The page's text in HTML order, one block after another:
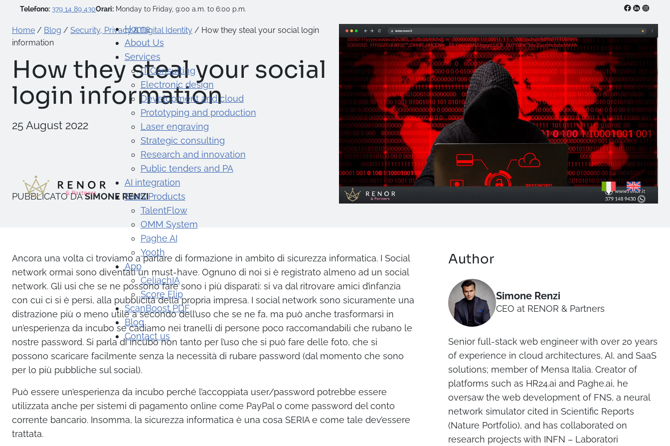
Telefono: 379 14 89 430Orari: Monday to Friday, 9:00 a.m. to 6:00 p.m.
Home
About Us
Services
IT Consulting
Electronic design
Development and cloud
Prototyping and production
Laser engraving
Strategic consulting
Research and innovation
Public tenders and PA
AI integration
SaaS Products
TalentFlow
OMM System
Paghe AI
Yooth
App
CeliachIA
Score Flip
ScanBoost PDF
Blog
Contact us
Home / Blog / Security, Privacy & Digital Identity / How they steal your social login
information
How they steal your social
login information
25 August 2022
PUBBLICATO DASIMONE RENZI
Ancora una volta ci troviamo a parlare di formazione in ambito di sicurezza informatica. I Social
network ormai sono diventati un must-have. Ognuno di noi si è registrato almeno ad un social
network. Gli usi che se ne possono fare sono i più disparati: si va dal ritrovare amici d’infanzia
con cui ci si è persi, alla pubblicità della propria impresa. I social network sono sicuramente una
distrazione più o meno utile a secondo dell’uso che se ne fa, ma può anche trasformarsi in
un’esperienza da incubo se cadiamo nei tranelli di persone poco raccomandabili che rubano le
nostre password. Si parla di incubo non tanto per l’uso che si può fare delle foto, che si
possono scaricare facilmente senza la necessità di rubare password (dal momento che sono
per lo più pubbliche sul social).
Può essere un’esperienza da incubo perché l’accoppiata user/password potrebbe essere
utilizzata anche per sistemi di pagamento online come PayPal o come password del conto
corrente bancario. Insomma, la sicurezza informatica è una cosa SERIA e come tale dev’essere
trattata.
Author
Simone Renzi
CEO at RENOR & Partners
Senior full-stack web engineer with over 20 years
of experience in cloud architectures, AI, and SaaS
solutions; member of Mensa Italia. Creator of
platforms such as HR24.ai and Paghe.ai, he
oversaw the web development of FNS, a neural
network simulator cited in Scientific Reports
(Nature Portfolio), and has collaborated on
research projects with INFN – Laboratori